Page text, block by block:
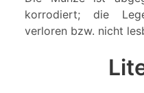
korrodiert; die
verloren bzw. nicht